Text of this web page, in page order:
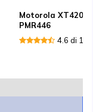
Motorola XT420
PMR446
4.6 di